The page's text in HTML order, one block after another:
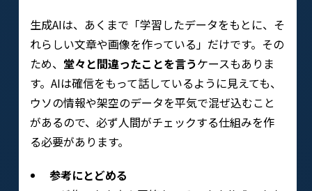
生成AIは、あくまで「学習したデータをもとに、そ
れらしい文章や画像を作っている」だけです。その
ため、 堂々と間違ったことを言うケースもありま
す。AIは確信をもって話しているように見えても、
ウソの情報や架空のデータを平気で混ぜ込むこと
があるので、必ず人間がチェックする仕組みを作
る必要があります。
参考にとどめる